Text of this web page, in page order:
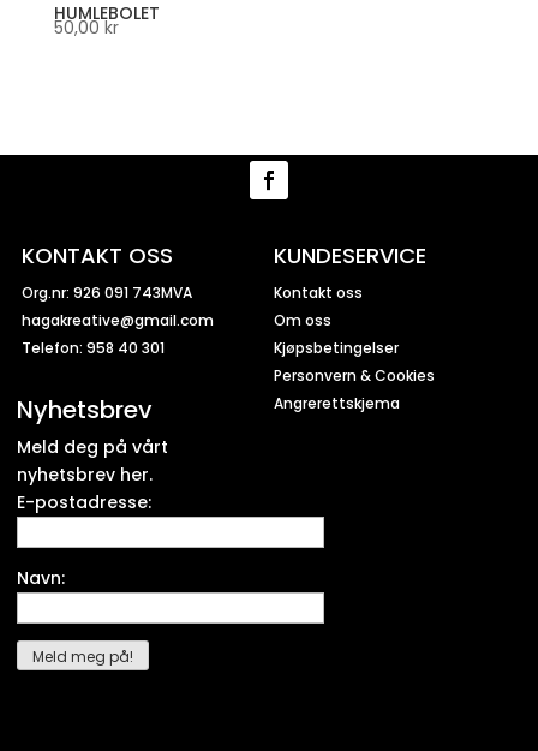
HUMLEBOLET
50,00 kr
KONTAKT OSS
Org.nr: 926 091 743MVA
hagakreative@gmail.com
Telefon: 958 40 301
Nyhetsbrev
Meld deg på vårt
nyhetsbrev her.
E-postadresse:
Navn:
KUNDESERVICE
Kontakt oss
Om oss
Kjøpsbetingelser
Personvern & Cookies
Angrerettskjema